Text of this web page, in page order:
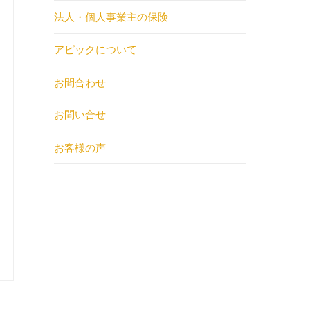
法人・個人事業主の保険
アピックについて
お問合わせ
お問い合せ
お客様の声